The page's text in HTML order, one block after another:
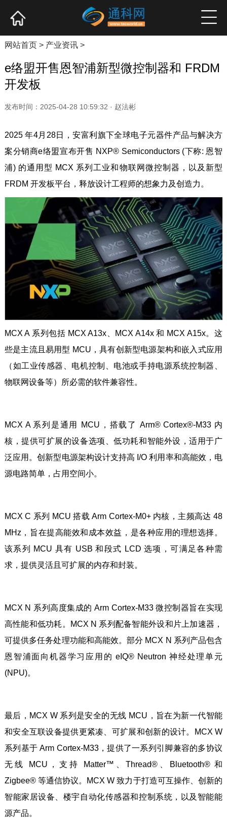
产业资讯 企业新品 高端访谈
网站首页> 产业资讯>
e络盟开售恩智浦新型微控制器和 FRDM
开发板
发布时间：2025-04-28 10:59:32 · 赵法彬
2025 年4月28日，安富利旗下全球电子元器件产品与解决方
案分销商e络盟宣布开售 NXP® Semiconductors (下称: 恩智
浦) 的通用型 MCX 系列工业和物联网微控制器，以及新型
FRDM 开发板平台，释放设计工程师的想象力及创造力。
MCX A 系列包括 MCX A13x、MCX A14x 和 MCX A15x。这
些是主流且易用型 MCU，具有创新型电源架构和嵌入式应用
（如工业传感器、电机控制、电池或手持电源系统控制器、
物联网设备等）所必需的软件兼容性。
MCX A 系列是通用 MCU，搭载了 Arm® Cortex®-M33 内
核，提供可扩展的设备选项、低功耗和智能外设，适用于广
泛应用。创新型电源架构设计支持高 I/O 利用率和高能效，电
源电路简单，占用空间小。
MCX C 系列 MCU 搭载 Arm Cortex-M0+ 内核，主频高达 48
MHz，旨在提高能效和成本效益，是各种应用的理想选择。
该系列 MCU 具有 USB 和段式 LCD 选项，可满足各种需
求，提供灵活且可扩展的内存和封装。
MCX N 系列高度集成的 Arm Cortex-M33 微控制器旨在实现
高性能和低功耗。MCX N 系列配备智能外设和片上加速器，
可提供多任务处理功能和高能效。部分 MCX N 系列产品包含
恩智浦面向机器学习应用的 eIQ® Neutron 神经处理单元
(NPU)。
最后，MCX W 系列是安全的无线 MCU，旨在为新一代智能
和安全互联设备提供更紧凑、可扩展和创新的设计。MCX W
系列基于 Arm Cortex-M33，提供了一系列引脚兼容的多协议
无线 MCU，支持 Matter™、Thread®、Bluetooth® 和
Zigbee® 等通信协议。MCX W 致力于打造可互操作、创新的
智能家居设备、楼宇自动化传感器和控制系统，以及智能能
源产品。